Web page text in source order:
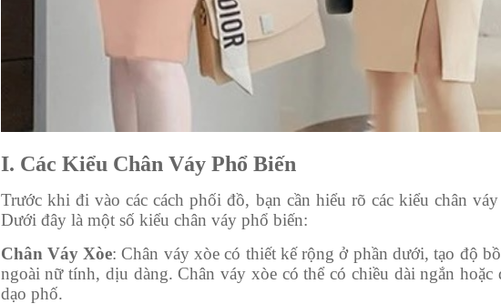
I. Các Kiểu Chân Váy Phổ Biến
Trước khi đi vào các cách phối đồ, bạn cần hiểu rõ các kiểu chân
Dưới đây là một số kiểu chân váy phổ biến:
Chân Váy Xòe: Chân váy xòe có thiết kế rộng ở phần dưới, tạo độ
ngoài nữ tính, dịu dàng. Chân váy xòe có thể có chiều dài ngắn
dạo phố.